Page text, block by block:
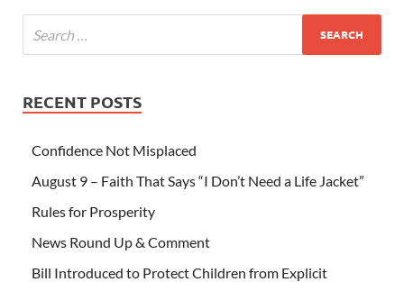
RECENT POSTS
Confidence Not Misplaced
August 9 – Faith That Says “I Don’t Need a Life Jacket”
Rules for Prosperity
News Round Up & Comment
Bill Introduced to Protect Children from Explicit